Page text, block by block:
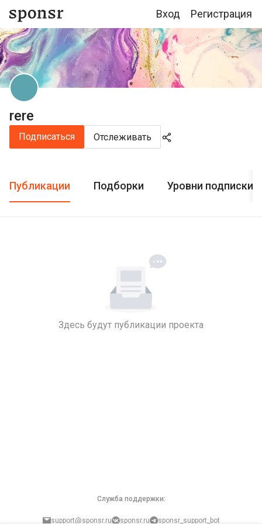
Вход Регистрация
rere
Подписаться Отслеживать
Публикации Подборки Уровни подписки
Здесь будут публикации проекта
Служба поддержки:
support@sponsr.ru sponsr.ru sponsr_support_bot